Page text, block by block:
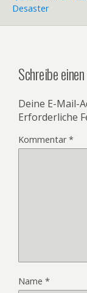
Desaster
Schreibe
Deine E-Mail-
Erforderliche
Kommentar*
Name *